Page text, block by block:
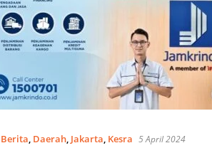
Berita, Daerah, Jakarta, Kesra 5 April 2024